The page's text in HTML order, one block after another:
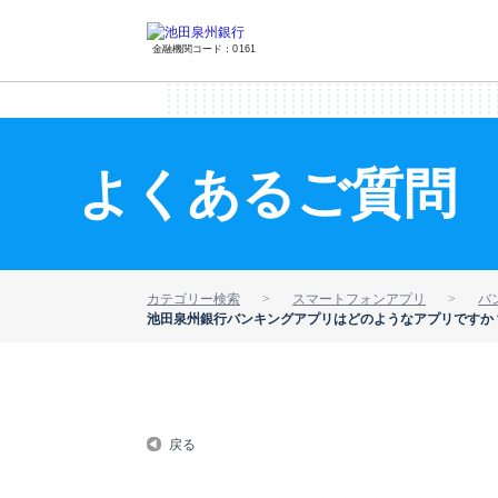
金融機関コード：0161
よくあるご質問
カテゴリー検索 スマートフォンアプリ バ
池田泉州銀行バンキングアプリはどのようなアプリですか
戻る